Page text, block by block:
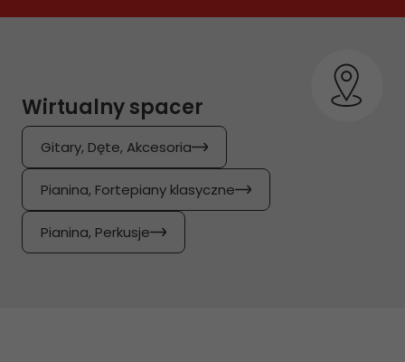
Wirtualny spacer
Gitary, Dęte, Akcesoria
Pianina, Fortepiany klasyczne
Pianina, Perkusje